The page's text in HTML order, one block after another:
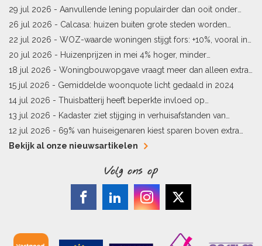
woningprijs
29 jul 2026 - Aanvullende lening populairder dan ooit onder
starters
26 jul 2026 - Calcasa: huizen buiten grote steden worden
sneller meer waard
22 jul 2026 - WOZ-waarde woningen stijgt fors: +10%, vooral in
Limburg en Pekela
20 jul 2026 - Huizenprijzen in mei 4% hoger, minder
woningverkopen
18 jul 2026 - Woningbouwopgave vraagt meer dan alleen extra
vergunningen
15 jul 2026 - Gemiddelde woonquote licht gedaald in 2024
14 jul 2026 - Thuisbatterij heeft beperkte invloed op
energielabel
13 jul 2026 - Kadaster ziet stijging in verhuisafstanden van
kopers
12 jul 2026 - 69% van huiseigenaren kiest sparen boven extra
hypotheekaflossing
Bekijk al onze nieuwsartikelen
Volg ons op